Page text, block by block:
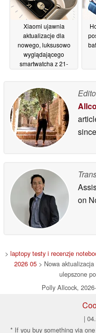
Xiaomi ujawnia
aktualizacje dla
nowego, luksusowo
wyglądającego
smartwatcha z 21-
on
> laptopy testy i recenzje
2026 05> Nowa aktualizacja
ulepszone
Polly Allcock,
|
* If you buy something via